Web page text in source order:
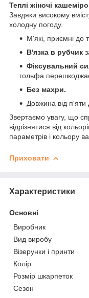
Теплі жіночі
Завдяки високому
холодну погоду.
М'які, приємні до
В'язка в рубчик
Фіксувальний
гольфа
Без махри.
Довжина від п'яти
Звертаємо увагу, що
відрізнятися від
параметрів і кольору
Приховати
Характеристики
Основні
Виробник
Вид виробу
Візерунки і принти
Колір
Розмір шкарпеток
Сезон